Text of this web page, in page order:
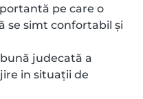
pe care o
se simt confortabil și
judecată a
in situații de